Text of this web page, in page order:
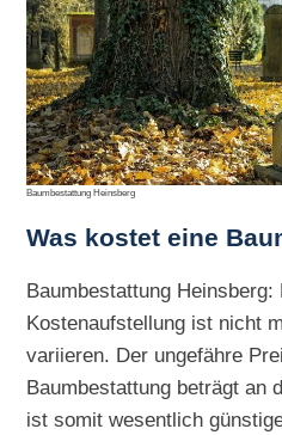
Baumbestattung Heinsberg
Was kostet eine
Baumbestattung Heinsberg:
Kostenaufstellung ist nicht
variieren. Der ungefähre
Baumbestattung beträgt an
ist somit wesentlich